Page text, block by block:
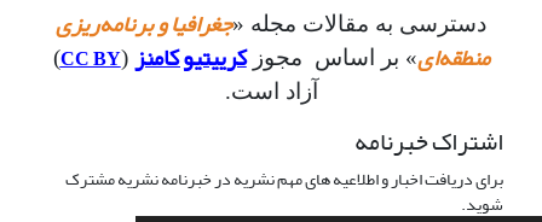
دسترسی به مقالات مجله «جغرافیا و برنامه‌ریزی
منطقه‌ای» بر اساس مجوزکرییتیو کامنز (
CC BY
)
آزاد است.
اشتراک خبرنامه
برای دریافت اخبار و اطلاعیه های مهم نشریه در خبرنامه نشریه مشترک
شوید.